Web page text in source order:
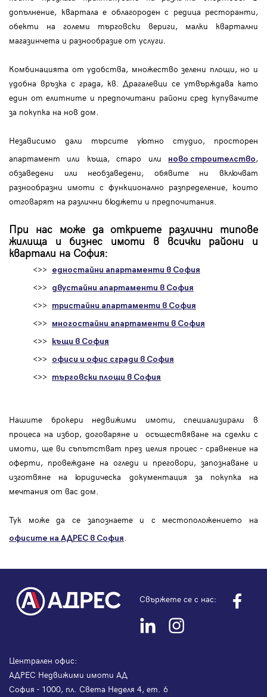
допълнение, квартала е облагороден с редица ресторанти,
обекти на големи търговски вериги, малки квартални
магазинчета и разнообразие от услуги.
Комбинацията от удобства, множество зелени площи, но и
удобна връзка с града, кв. Драгалевци се утвърждава като
един от елитните и предпочитани райони сред купувачите
за покупка на нов дом.
Независимо дали търсите уютно студио, просторен
апартамент или къща, старо или
ново строителство,
обзаведени или необзаведени, обявите ни включват
разнообразни имоти с функционално разпределение, които
отговарят на различни бюджети и предпочитания.
При нас може да откриете различни типове
жилища и бизнес имоти в всички райони и
квартали на София:
<>> едностайни апартаменти в София
<>> двустайни апартаменти в София
<>> тристайни апартаменти в София
<>> многостайни апартаменти в София
<>> къщи в София
<>> офиси и офис сгради в София
<>> търговски площи в София
Нашите брокери недвижими имоти, специализирали в
процеса на избор, договаряне и осъществяване на сделки с
имоти, ще ви съпътстват през целия процес - сравнение на
оферти, провеждане на огледи и преговори, запознаване и
изготвяне на юридическа документация за покупка на
мечтания от вас дом.
Тук може да се запознаете и с местоположението на
офисите на АДРЕС в София.
Свържете се с нас:
Централен офис:
АДРЕС Недвижими имоти АД
София - 1000, пл. Света Неделя 4, ет. 6